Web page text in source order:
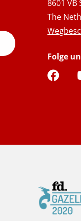
8601 VB
The
Folge